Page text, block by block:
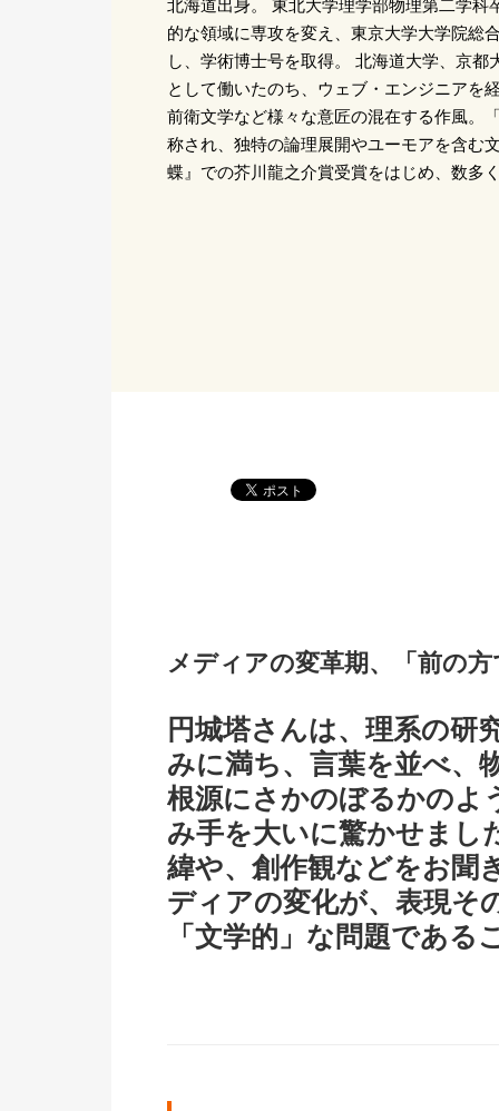
北海道出身。 東北大学理学部物理第二学科
的な領域に専攻を変え、東京大学大学院総
し、学術博士号を取得。 北海道大学、京都
として働いたのち、ウェブ・エンジニアを
前衛文学など様々な意匠の混在する作風。
称され、独特の論理展開やユーモアを含む
蝶』での芥川龍之介賞受賞をはじめ、数多
メディアの変革期、「前の
円城塔さんは、理系の研
みに満ち、言葉を並べ、
根源にさかのぼるかのよ
み手を大いに驚かせまし
緯や、創作観などをお聞
ディアの変化が、表現そ
「文学的」な問題であ